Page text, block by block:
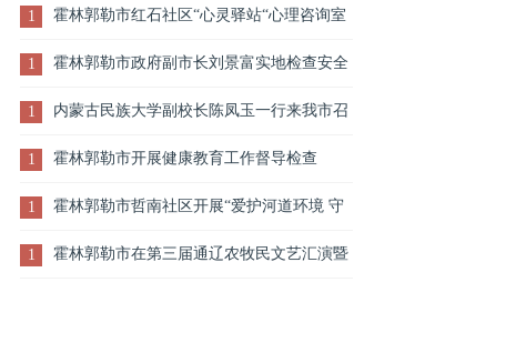
袋子”
1 霍林郭勒市红石社区“心灵驿站“心理咨询室
开展“童趣绽放”情绪化解主题活动
1 霍林郭勒市政府副市长刘景富实地检查安全
生产工作
1 内蒙古民族大学副校长陈凤玉一行来我市召
开校友代表座谈会
1 霍林郭勒市开展健康教育工作督导检查
1 霍林郭勒市哲南社区开展“爱护河道环境 守
护美丽家园”宣传活动
1 霍林郭勒市在第三届通辽农牧民文艺汇演暨